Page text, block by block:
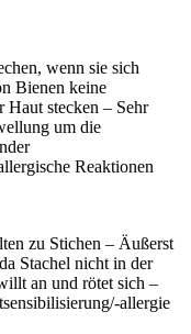
wenn sie sich
Bienen keine
Haut stecken – Sehr
um die
Reaktionen
zu Stichen – Äußerst
Stachel nicht in der
an und rötet sich –
allergie